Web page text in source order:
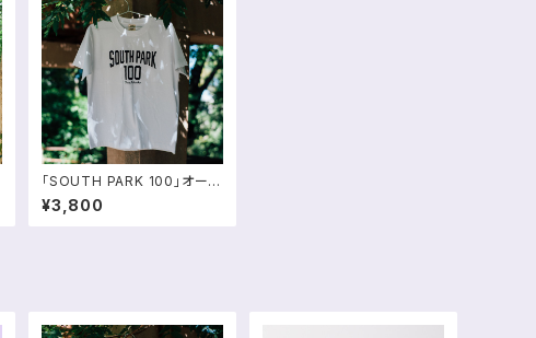
「SOUTH PARK 100」オーガ
ニックコットンTシャツ
¥3,800